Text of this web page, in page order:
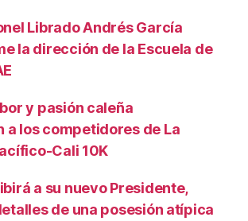
Librado Andrés García
la dirección de la Escuela de
y pasión caleña
a los competidores de La
Cali 10K
a su nuevo Presidente,
de una posesión atípica